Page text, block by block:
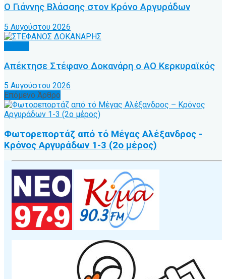
Ο Γιάννης Βλάσσης στον Κρόνο Αργυράδων
5 Αυγούστου 2026
Απέκτησε Στέφανο Δοκανάρη ο ΑΟ Κερκυραϊκός
5 Αυγούστου 2026
Επόμενο Άρθρο
Φωτορεπορτάζ από τό Μέγας Αλέξανδρος -
Κρόνος Αργυράδων 1-3 (2ο μέρος)